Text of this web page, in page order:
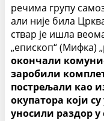
речима групу
али није била
ствар је ишла
„епископ“ (Мифка)
окончали
заробили
пострељали као
окупатора који
уносили раздор у